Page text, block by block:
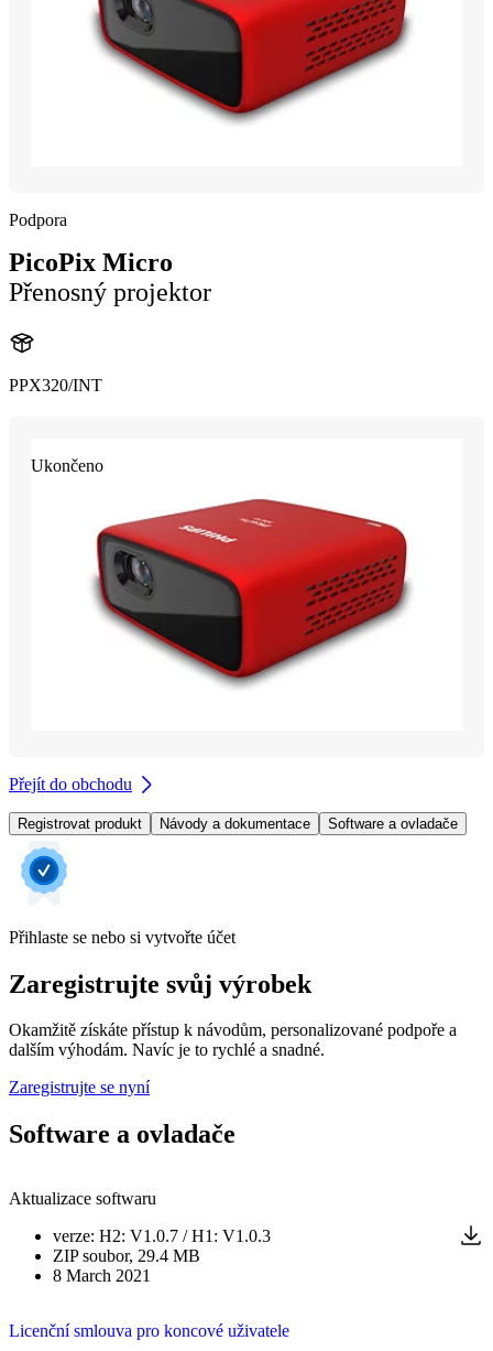
Podpora
PicoPix Micro
Přenosný projektor
PPX320/INT
Ukončeno
Přejít do obchodu
Registrovat produkt Návody a dokumentace Software a ovladače
Přihlaste se nebo si vytvořte účet
Zaregistrujte svůj výrobek
Okamžitě získáte přístup k návodům, personalizované podpoře a
dalším výhodám. Navíc je to rychlé a snadné.
Zaregistrujte se nyní
Software a ovladače
Aktualizace softwaru
verze: H2: V1.0.7 / H1: V1.0.3
ZIP soubor, 29.4 MB
8 March 2021
Licenční smlouva pro koncové uživatele